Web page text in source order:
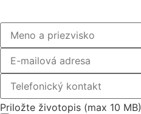
Priložte životopis (max 10 MB)